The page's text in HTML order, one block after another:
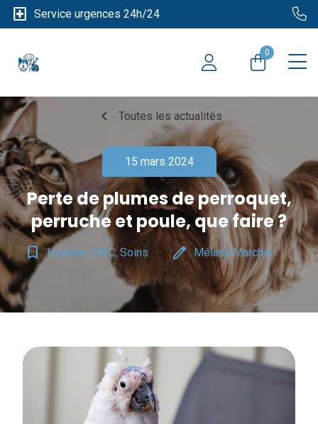
local_hospital Service urgences 24h/24
0
chevron_left Toutes les actualités
15 mars 2024
Perte de plumes de perroquet,
perruche et poule, que faire ?
bookmark_border Hygiène, NAC, Soins edit Mélany Marchal